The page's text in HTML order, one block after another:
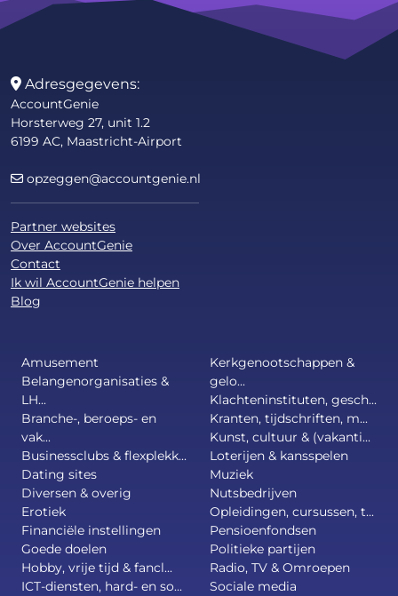
Adresgegevens:
AccountGenie
Horsterweg 27, unit 1.2
6199 AC, Maastricht-Airport
opzeggen@accountgenie.nl
Partner websites
Over AccountGenie
Contact
Ik wil AccountGenie helpen
Blog
Amusement
Belangenorganisaties &
LH...
Branche-, beroeps- en
vak...
Businessclubs & flexplekk...
Dating sites
Diversen & overig
Erotiek
Financiële instellingen
Goede doelen
Hobby, vrije tijd & fancl...
ICT-diensten, hard- en so...
Kerkgenootschappen &
gelo...
Klachteninstituten, gesch...
Kranten, tijdschriften, m...
Kunst, cultuur & (vakanti...
Loterijen & kansspelen
Muziek
Nutsbedrijven
Opleidingen, cursussen, t...
Pensioenfondsen
Politieke partijen
Radio, TV & Omroepen
Sociale media